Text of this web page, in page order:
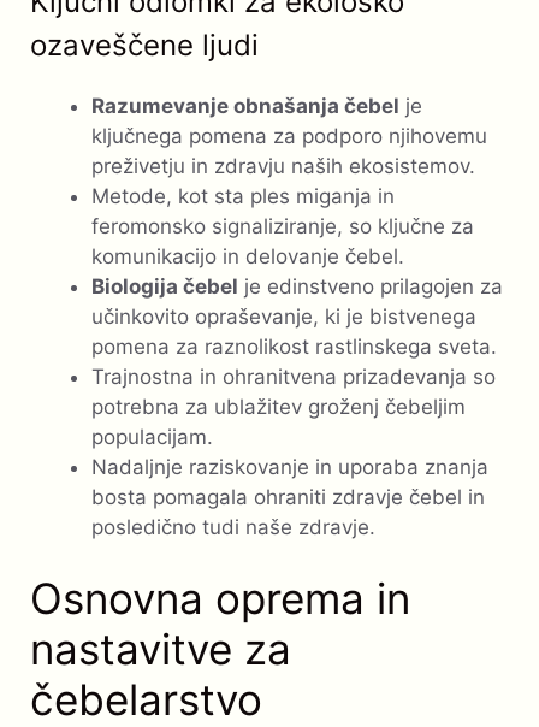
ozaveščene ljudi
Razumevanje obnašanja čebel je
ključnega pomena za podporo njihovemu
preživetju in zdravju naših ekosistemov.
Metode, kot sta ples miganja in
feromonsko signaliziranje, so ključne za
komunikacijo in delovanje čebel.
Biologija čebel je edinstveno prilagojen za
učinkovito opraševanje, ki je bistvenega
pomena za raznolikost rastlinskega sveta.
Trajnostna in ohranitvena prizadevanja so
potrebna za ublažitev groženj čebeljim
populacijam.
Nadaljnje raziskovanje in uporaba znanja
bosta pomagala ohraniti zdravje čebel in
posledično tudi naše zdravje.
Osnovna oprema in
nastavitve za
čebelarstvo